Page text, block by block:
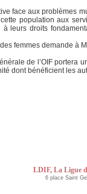
face aux problèmes
population aux
leurs droits
femmes demande à
de l’OIF
dont bénéficient les
LDIF, La Ligue
6 place Saint